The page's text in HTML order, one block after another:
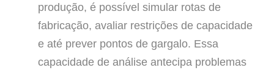
produção, é possível simular rotas de
fabricação, avaliar restrições de capacidade
e até prever pontos de gargalo. Essa
capacidade de análise antecipa problemas